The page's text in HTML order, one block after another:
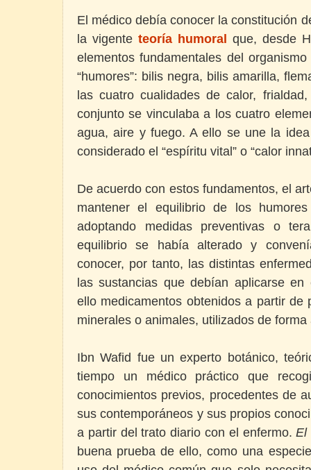
El médico debía conocer la constitución
la vigente teoría humoral que, desde
elementos fundamentales del
“humores”: bilis negra, bilis amarilla,
las cuatro cualidades de calor,
conjunto se vinculaba a los cuatro
agua, aire y fuego. A ello se une la
considerado el “espíritu vital” o “calor
De acuerdo con estos fundamentos, el
mantener el equilibrio de los
adoptando medidas preventivas o
equilibrio se había alterado y
conocer, por tanto, las distintas
las sustancias que debían aplicarse
ello medicamentos obtenidos a partir de
minerales o animales, utilizados de
Ibn Wafid fue un experto botánico,
tiempo un médico práctico que
conocimientos previos, procedentes de
sus contemporáneos y sus propios
a partir del trato diario con el enfermo.El
buena prueba de ello, como una